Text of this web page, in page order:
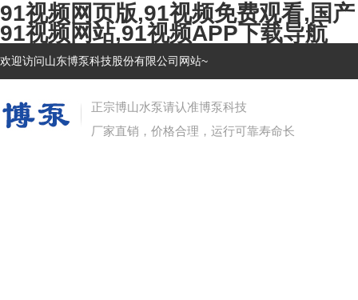
91视频网页版,91视频免费观看,国产
91视频网站,91视频APP下载导航
欢迎访问山东博泵科技股份有限公司网站~
正宗博山水泵请认准博泵科技
厂家直销，价格合理，运行可靠寿命长